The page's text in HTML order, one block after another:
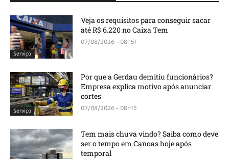
Serviço
Veja os requisitos para conseguir sacar
até R$ 6.220 no Caixa Tem
07/08/2026 - 08h51
Serviço
Por que a Gerdau demitiu funcionários?
Empresa explica motivo após anunciar
cortes
07/08/2026 - 08h15
Tem mais chuva vindo? Saiba como deve
ser o tempo em Canoas hoje após
temporal